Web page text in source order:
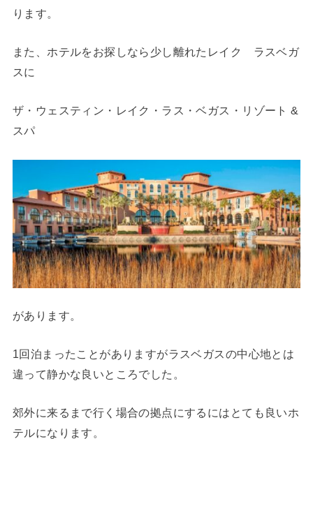
ります。
また、ホテルをお探しなら少し離れたレイク ラスベガ
スに
ザ・ウェスティン・レイク・ラス・ベガス・リゾート &
スパ
があります。
1回泊まったことがありますがラスベガスの中心地とは
違って静かな良いところでした。
郊外に来るまで行く場合の拠点にするにはとても良いホ
テルになります。